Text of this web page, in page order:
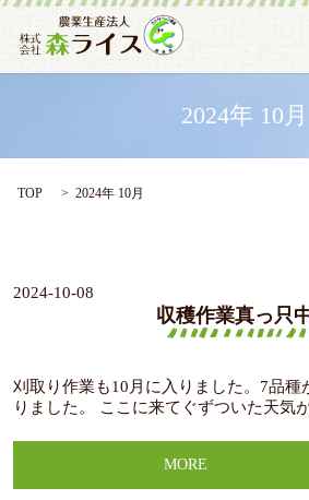
2024年 10月
TOP 2024年 10月
2024-10-08
収穫作業真っ只
刈取り作業も10月に入りました。7品種
りました。 ここに来てぐずついた天気
MORE